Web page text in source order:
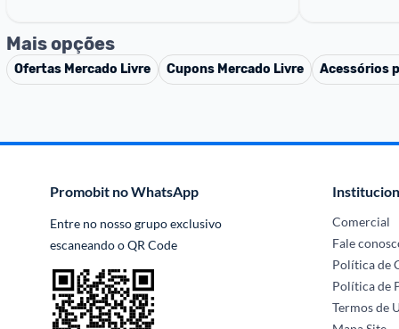
Mais opções
Ofertas Mercado Livre Cupons Mercado Livre Acessórios
Promobit no WhatsApp
Entre no nosso grupo exclusivo
escaneando o QR Code
Comercial
Fale
Política de
Política de
Termos de